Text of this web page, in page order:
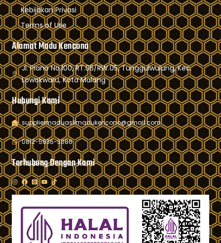
Kebijakan Privasi
Terms of Use
Alamat Madu Kencono
Jl. Piano No.100, RT.05/RW.05, Tunggulwulung, Kec.
Lowokwaru, Kota Malang
Hubungi Kami
suppliermaduaslimadukencono@gmail.com
0812-5936-3086
Terhubung Dengan Kami